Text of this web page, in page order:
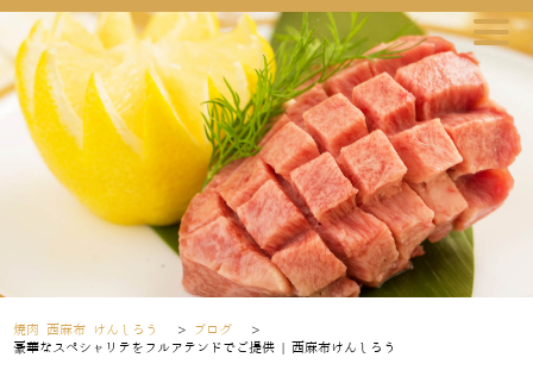
焼肉 西麻布 けんしろう > ブログ
>
豪華なスペシャリテをフルアテンドでご提供 | 西麻布けんしろう